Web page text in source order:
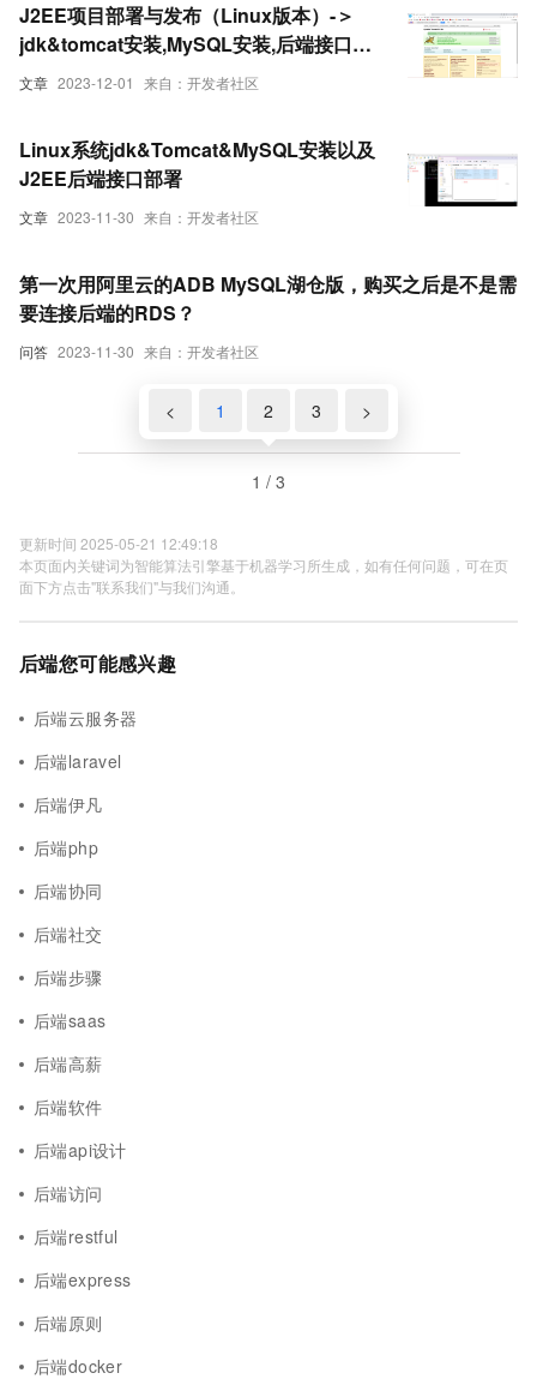
文章 2023-12-01 来自：开发者社区
J2EE项目部署与发布（Linux版本）-＞
jdk&tomcat安装,MySQL安装,后端接口部
署,linux单体项目前端部署
文章 2023-11-30 来自：开发者社区
Linux系统jdk&Tomcat&MySQL安装以及
J2EE后端接口部署
问答 2023-11-30 来自：开发者社区
第一次用阿里云的ADB MySQL湖仓版，购买之后是不是需
要连接后端的RDS？
< 1 2 3 >
1 / 3
更新时间 2025-05-21 12:49:18
本页面内关键词为智能算法引擎基于机器学习所生成，如有任何问题，可在页
面下方点击"联系我们"与我们沟通。
后端您可能感兴趣
后端云服务器
后端laravel
后端伊凡
后端php
后端协同
后端社交
后端步骤
后端saas
后端高薪
后端软件
后端api设计
后端访问
后端restful
后端express
后端原则
后端docker